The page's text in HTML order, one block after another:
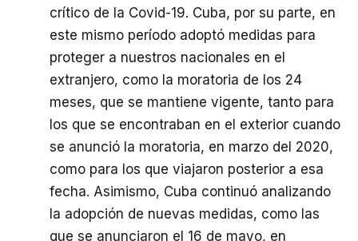
crítico de la Covid-19. Cuba, por su parte, en
este mismo período adoptó medidas para
proteger a nuestros nacionales en el
extranjero, como la moratoria de los 24
meses, que se mantiene vigente, tanto para
los que se encontraban en el exterior cuando
se anunció la moratoria, en marzo del 2020,
como para los que viajaron posterior a esa
fecha. Asimismo, Cuba continuó analizando
la adopción de nuevas medidas, como las
que se anunciaron el 16 de mayo, en